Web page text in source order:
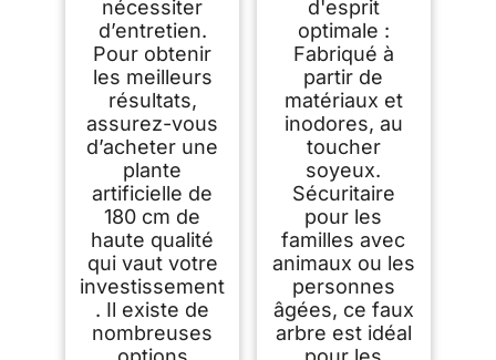
nécessiter
d’entretien.
Pour obtenir
les meilleurs
résultats,
assurez-vous
d’acheter une
plante
artificielle de
180 cm de
haute qualité
qui vaut votre
investissement
. Il existe de
nombreuses
d'esprit
optimale :
Fabriqué à
partir de
matériaux et
inodores, au
toucher
soyeux.
Sécuritaire
pour les
familles avec
animaux ou les
personnes
âgées, ce faux
arbre est idéal